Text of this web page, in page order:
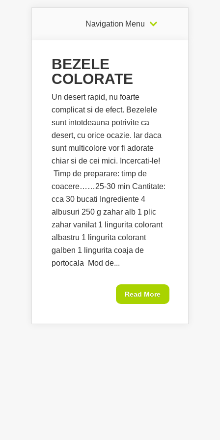
Navigation Menu
BEZELE
COLORATE
Un desert rapid, nu foarte
complicat si de efect. Bezelele
sunt intotdeauna potrivite ca
desert, cu orice ocazie. Iar daca
sunt multicolore vor fi adorate
chiar si de cei mici. Incercati-le!
Timp de preparare: timp de
coacere……25-30 min Cantitate:
cca 30 bucati Ingrediente 4
albusuri 250 g zahar alb 1 plic
zahar vanilat 1 lingurita colorant
albastru 1 lingurita colorant
galben 1 lingurita coaja de
portocala Mod de...
Read More